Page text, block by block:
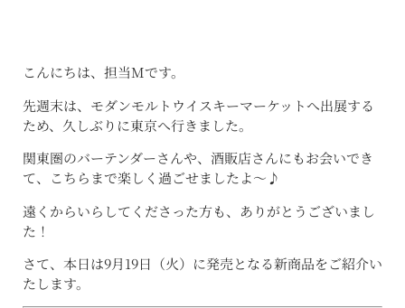
こんにちは、担当Mです。
先週末は、モダンモルトウイスキーマーケットへ出展する
ため、久しぶりに東京へ行きました。
関東圏のバーテンダーさんや、酒販店さんにもお会いでき
て、こちらまで楽しく過ごせましたよ〜♪
遠くからいらしてくださった方も、ありがとうございまし
た！
さて、本日は9月19日（火）に発売となる新商品をご紹介い
たします。